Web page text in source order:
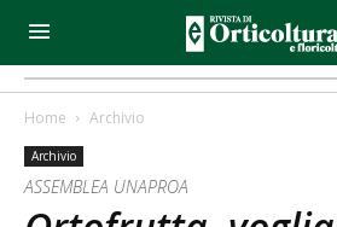
Home Archivio
Archivio
ASSEMBLEA UNAPROA